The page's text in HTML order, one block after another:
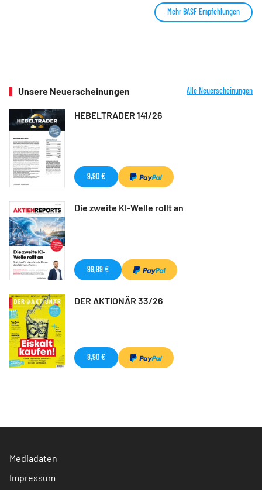
Mehr BASF Empfehlungen
Unsere Neuerscheinungen Alle Neuerscheinungen
HEBELTRADER 141/26
9,90 €
Die zweite KI-Welle rollt an
99,99 €
DER AKTIONÄR 33/26
8,90 €
Mediadaten
Impressum